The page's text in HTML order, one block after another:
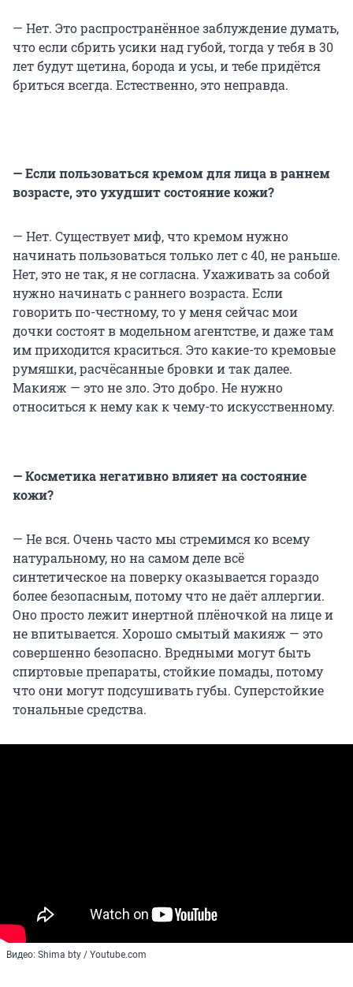
— Нет. Это распространённое заблуждение думать,
что если сбрить усики над губой, тогда у тебя в 30
лет будут щетина, борода и усы, и тебе придётся
бриться всегда. Естественно, это неправда.
— Если пользоваться кремом для лица в раннем
возрасте, это ухудшит состояние кожи?
— Нет. Существует миф, что кремом нужно
начинать пользоваться только лет с 40, не раньше.
Нет, это не так, я не согласна. Ухаживать за собой
нужно начинать с раннего возраста. Если
говорить по-честному, то у меня сейчас мои
дочки состоят в модельном агентстве, и даже там
им приходится краситься. Это какие-то кремовые
румяшки, расчёсанные бровки и так далее.
Макияж — это не зло. Это добро. Не нужно
относиться к нему как к чему-то искусственному.
— Косметика негативно влияет на состояние
кожи?
— Не вся. Очень часто мы стремимся ко всему
натуральному, но на самом деле всё
синтетическое на поверку оказывается гораздо
более безопасным, потому что не даёт аллергии.
Оно просто лежит инертной плёночкой на лице и
не впитывается. Хорошо смытый макияж — это
совершенно безопасно. Вредными могут быть
спиртовые препараты, стойкие помады, потому
что они могут подсушивать губы. Суперстойкие
тональные средства.
Видео: Shima bty / Youtube.com